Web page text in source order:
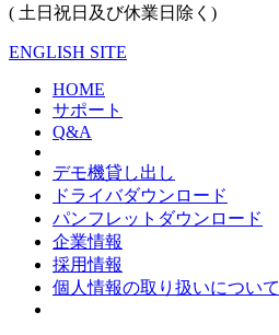
( 土日祝日及び休業日除く)
ENGLISH SITE
HOME
サポート
Q&A
デモ機貸し出し
ドライバダウンロード
パンフレットダウンロード
企業情報
採用情報
個人情報の取り扱いについて